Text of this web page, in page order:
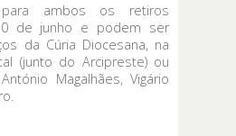
ambos os retiros
de junho e podem ser
da Cúria Diocesana, na
(junto do Arcipreste) ou
Magalhães, Vigário